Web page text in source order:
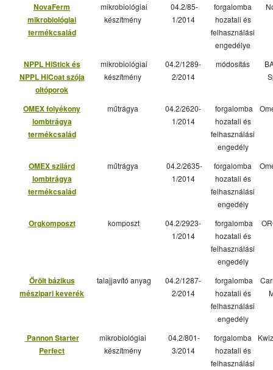
NovaFerm
mikrobiológiai
termékcsalád
mikrobiológiai
készítmény
04.2/85-
1/2014
forgalomba
hozatali és
felhasználási
engedélye
NPPL HiStick és
NPPL HiCoat szója
oltóporok
mikrobiológiai
készítmény
04.2/1289-
2/2014
módosítás
OMEX folyékony
lombtrágya
termékcsalád
műtrágya
04.2/2620-
1/2014
forgalomba
hozatali és
felhasználási
engedély
OMEX szilárd
lombtrágya
termékcsalád
műtrágya
04.2/2635-
1/2014
forgalomba
hozatali és
felhasználási
engedély
Orgkomposzt komposzt
04.2/2923-
1/2014
forgalomba
hozatali és
felhasználási
engedély
Őrölt bázikus
mészipari keverék
talajjavító anyag
04.2/1287-
2/2014
forgalomba
hozatali és
felhasználási
engedély
Pannon Starter
Perfect
mikrobiológiai
készítmény
04.2/801-
3/2014
forgalomba
hozatali és
felhasználási